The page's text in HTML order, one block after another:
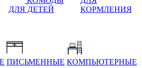
ДЛЯ ДЕТЕЙ
КОРМЛЕНИЯ
ПИСЬМЕННЫЕ КОМПЬЮТЕРНЫЕ